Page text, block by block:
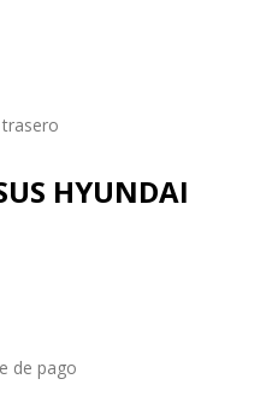
HYUNDAI
de pago